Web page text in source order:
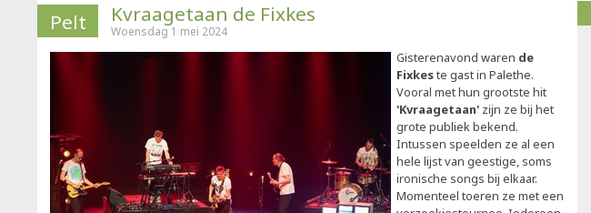
Pelt Kvraagetaan de Fixkes
Woensdag 1 mei 2024
Gisterenavond waren de
Fixkeste gast in Palethe.
Vooral met hun grootste hit
'Kvraagetaan' zijn ze bij het
grote publiek bekend.
Intussen speelden ze al een
hele lijst van geestige, soms
ironische songs bij elkaar.
Momenteel toeren ze met een